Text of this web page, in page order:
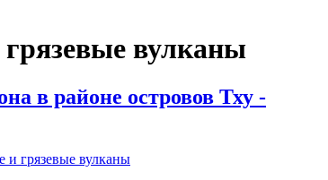
вулканы
в районе островов Тху -
и грязевые вулканы